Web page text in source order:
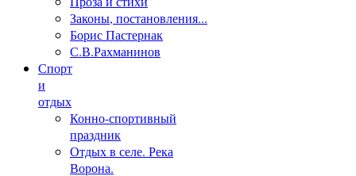
Законы, постановления...
Борис Пастернак
С.В.Рахманинов
Спорт
и
отдых
Конно-спортивный
праздник
Отдых в селе. Река
Ворона.